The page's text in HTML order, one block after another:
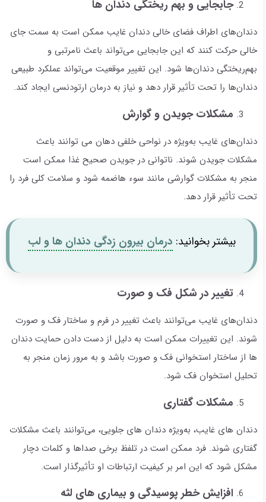
جابجایی و بهم ریختگی دندان ها
دندان‌های اطراف فضای خالی دندان غایب ممکن است به سمت جای
خالی حرکت کنند که این جابجایی می‌تواند باعث نامرتبی و
بهم‌ریختگی دندان‌ها شود. این تغییر موقعیت می‌تواند عملکرد طبیعی
دندان‌ها را تحت تأثیر قرار دهد و نیاز به درمان ارتودنسی ایجاد کند.
مشکلات جویدن و گوارش
دندان‌های غایب به‌ویژه در نواحی خلفی دهان می توانند باعث
مشکلات جویدن شوند. ناتوانی در جویدن صحیح غذا ممکن است
منجر به مشکلات گوارشی مانند سوء هاضمه شود و سلامت کلی فرد را
تحت تأثیر قرار دهد.
بیشتر بخوانید: درمان بیرون زدگی دندان ها و لب
تغییر در شکل فک و صورت
دندان‌های غایب می‌توانند باعث تغییر در فرم و ساختار فک و صورت
شوند. این تغییرات ممکن است به دلیل از دست دادن حمایت دندان
ها از ساختار استخوانی فک و صورت باشد و به مرور زمان منجر به
تحلیل استخوان فک شود.
مشکلات گفتاری
دندان های غایب، به‌ویژه دندان های جلویی، می‌توانند باعث مشکلات
گفتاری شوند. فرد ممکن است در تلفظ برخی صداها و کلمات دچار
مشکل شود که این امر بر کیفیت ارتباطات او تأثیرگذار است.
افزایش خطر پوسیدگی و بیماری های لثه